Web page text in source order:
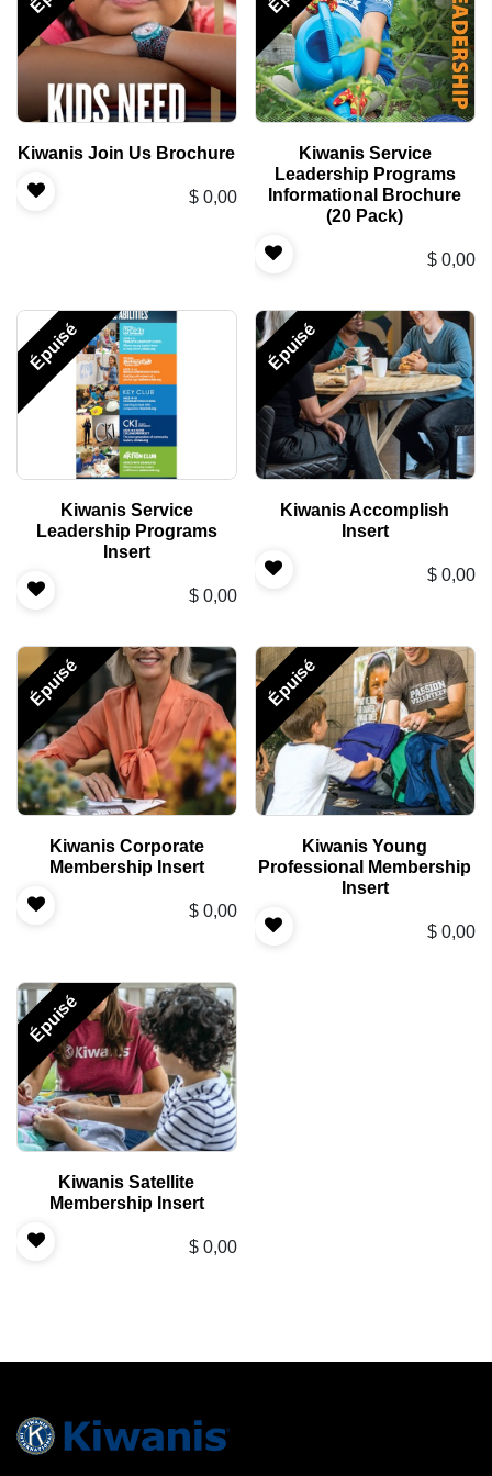
Kiwanis Join Us Brochure
$ 0,00
Kiwanis Service
Leadership Programs
Informational Brochure
(20 Pack)
$ 0,00
Épuisé
Kiwanis Service
Leadership Programs
Insert
$ 0,00
Épuisé
Kiwanis Accomplish
Insert
$ 0,00
Épuisé
Kiwanis Corporate
Membership Insert
$ 0,00
Épuisé
Kiwanis Young
Professional Membership
Insert
$ 0,00
Épuisé
Kiwanis Satellite
Membership Insert
$ 0,00